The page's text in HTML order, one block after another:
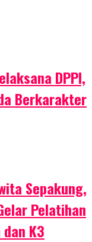
DPPI,
Berkarakter
Sepakung,
Pelatihan
K3